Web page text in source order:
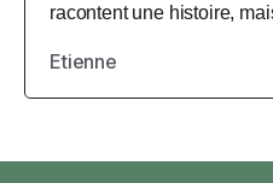
racontent une histoire,
Etienne